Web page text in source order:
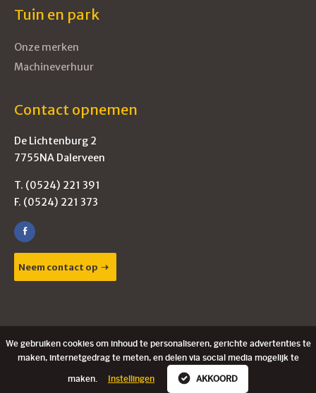
We gebruiken cookies om inhoud te personaliseren, gerichte advertenties te
maken, internetgedrag te meten, en delen via social media mogelijk te
maken. Instellingen AKKOORD
Tuin en park
Onze merken
Machineverhuur
Contact opnemen
De Lichtenburg 2
7755NA Dalerveen
T. (0524) 221 391
F. (0524) 221 373
Neem contact op
Contact